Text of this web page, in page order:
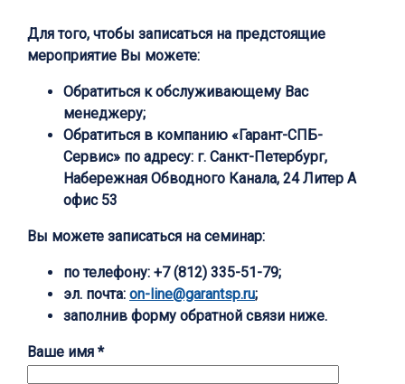
Для того, чтобы записаться на предстоящие
мероприятие Вы можете:
Обратиться к обслуживающему Вас
менеджеру;
Обратиться в компанию «Гарант-СПБ-
Сервис» по адресу: г. Санкт-Петербург,
Набережная Обводного Канала, 24 Литер А
офис 53
Вы можете записаться на семинар:
по телефону: +7 (812) 335-51-79;
эл. почта: on-line@garantsp.ru;
заполнив форму обратной связи ниже.
Ваше имя *